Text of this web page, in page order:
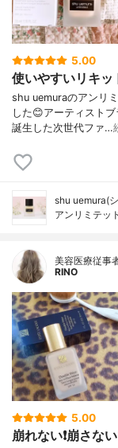
5.00
使いやすいリキッ
shu uemuraのアンリ
した😊アーティスト
誕生した次世代ファ…
shu uemura(
アンリミテッ
美容医療従事
RINO
5.00
崩れない❗️崩さな